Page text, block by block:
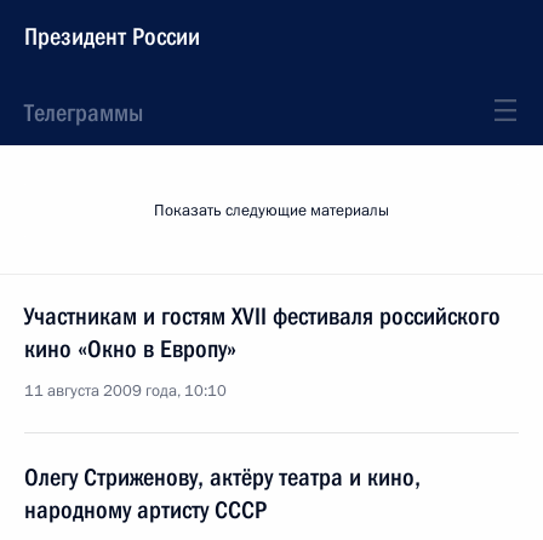
Президент России
Телеграммы
Показать следующие материалы
Участникам и гостям XVII фестиваля российского
кино «Окно в Европу»
11 августа 2009 года, 10:10
Олегу Стриженову, актёру театра и кино,
народному артисту СССР